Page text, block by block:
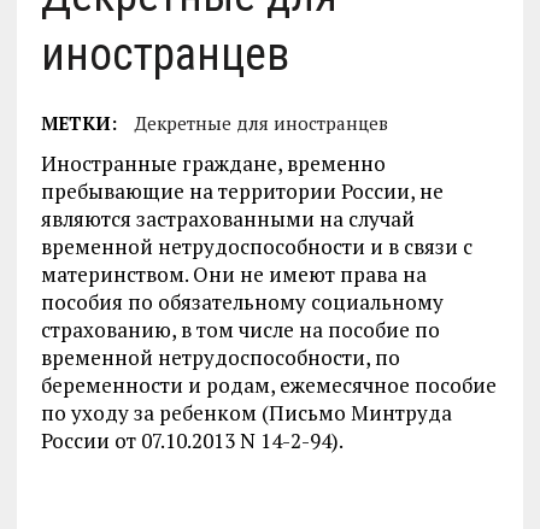
иностранцев
МЕТКИ: Декретные для иностранцев
Иностранные граждане, временно
пребывающие на территории России, не
являются застрахованными на случай
временной нетрудоспособности и в связи с
материнством. Они не имеют права на
пособия по обязательному социальному
страхованию, в том числе на пособие по
временной нетрудоспособности, по
беременности и родам, ежемесячное пособие
по уходу за ребенком (Письмо Минтруда
России от 07.10.2013 N 14-2-94).